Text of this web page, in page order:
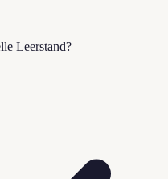
Leerstand?